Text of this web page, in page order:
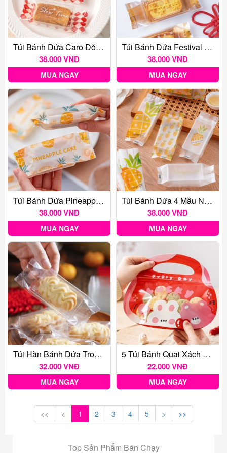
Túi Bánh Dứa Caro Đỏ 100c
38.000 VNĐ
MUA NGAY
Túi Bánh Dứa Festival Đồng 50c
38.000 VNĐ
MUA NGAY
Túi Bánh Dứa Pineapple Classic 100c
38.000 VNĐ
MUA NGAY
Túi Bánh Dứa 4 Mẫu Nền Trong ~100c
38.000 VNĐ
MUA NGAY
Túi Hàn Bánh Dứa Trong 4.7*13.5*2.5cm ~100c
32.000 VNĐ
MUA NGAY
5 Túi Bánh Quai Xách Lucky Day
22.000 VNĐ
MUA NGAY
<< < 1 2 3 4 5 > >>
Top Sản Phẩm Bán Chạy